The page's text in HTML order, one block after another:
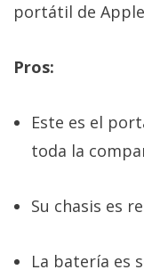
portátil de
Pros:
Este es el
toda la
Su chasis es
La batería es